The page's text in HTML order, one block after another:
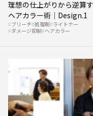
理想の仕上がりから逆算
ヘアカラー術｜Design.1
ブリーチ 処理剤 ライトナー
ダメージ抑制 ヘアカラー